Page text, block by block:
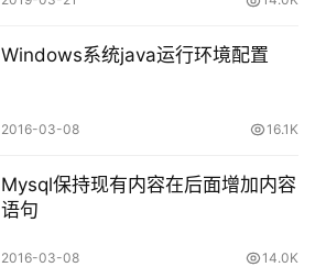
Windows系统java运行环境配置
2016-03-08 16.1K
Mysql保持现有内容在后面增加内容
语句
2016-03-08 14.0K